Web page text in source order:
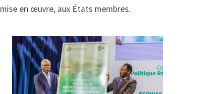
mise en œuvre, aux États membres.
Image